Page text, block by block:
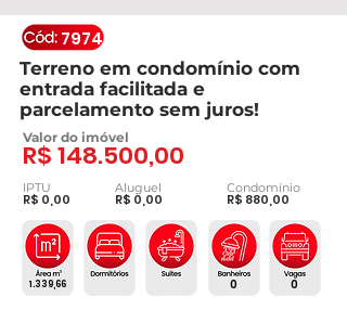
7974
Terreno em condomínio com
entrada facilitada e
parcelamento sem juros!
Valor do imóvel
R$ 148.500,00
IPTU
R$ 0,00
Aluguel
R$ 0,00
Condomínio
R$ 880,00
0 0
1.339,66